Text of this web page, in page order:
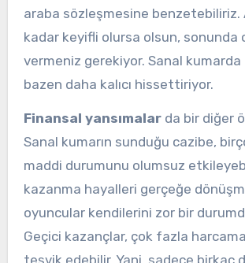
araba sözleşmesine benzetebiliriz.
kadar keyifli olursa olsun, sonunda
vermeniz gerekiyor. Sanal kumarda
bazen daha kalıcı hissettiriyor.
Finansal yansımalarda bir diğer
Sanal kumarın sunduğu cazibe,
maddi durumunu olumsuz
kazanma hayalleri gerçeğe
oyuncular kendilerini zor bir
Geçici kazançlar, çok fazla
teşvik edebilir. Yani, sadece birkaç